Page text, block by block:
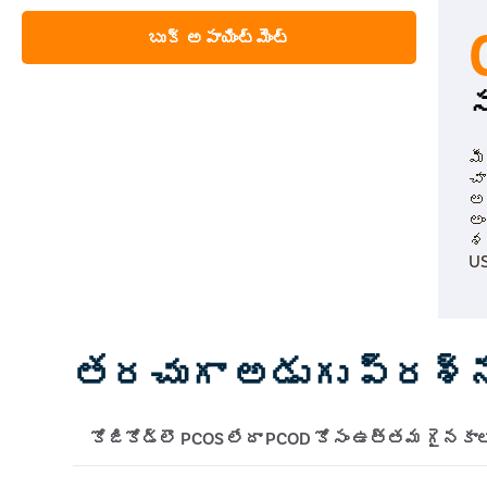
బుక్ అపాయింట్‌మెంట్
తరచుగా అడుగు
కోజికోడ్లొ PCOS లేదా PCOD కోసం ఉత్తమ